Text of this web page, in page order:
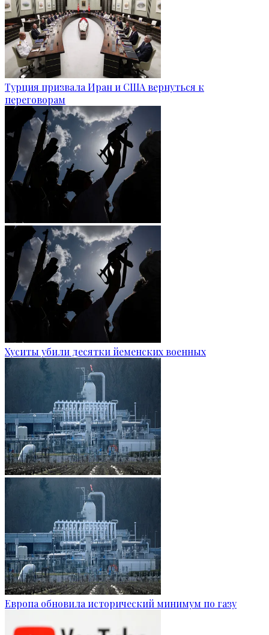
Турция призвала Иран и США вернуться к
переговорам
Хуситы убили десятки йеменских военных
Европа обновила исторический минимум по газу